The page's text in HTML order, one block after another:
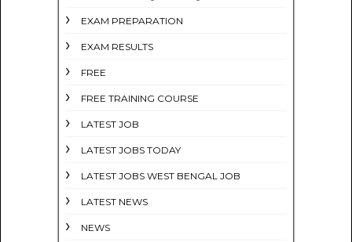
EXAM PREPARATION
EXAM RESULTS
FREE
FREE TRAINING COURSE
LATEST JOB
LATEST JOBS TODAY
LATEST JOBS WEST BENGAL JOB
LATEST NEWS
NEWS